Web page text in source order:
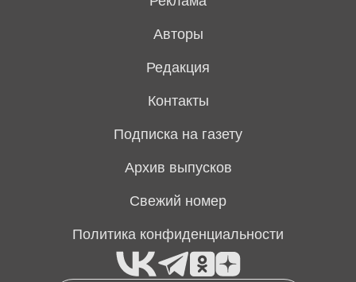
Авторы
Редакция
Контакты
Подписка на газету
Архив выпусков
Свежий номер
Политика конфиденциальности